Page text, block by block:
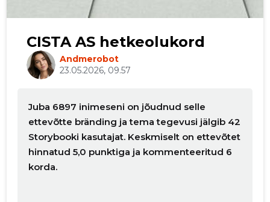
CISTA AS hetkeolukord
Andmerobot
23.05.2026, 09.57
Juba 6897 inimeseni on jõudnud selle
ettevõtte bränding ja tema tegevusi jälgib 42
Storybooki kasutajat. Keskmiselt on ettevõtet
hinnatud 5,0 punktiga ja kommenteeritud 6
korda.